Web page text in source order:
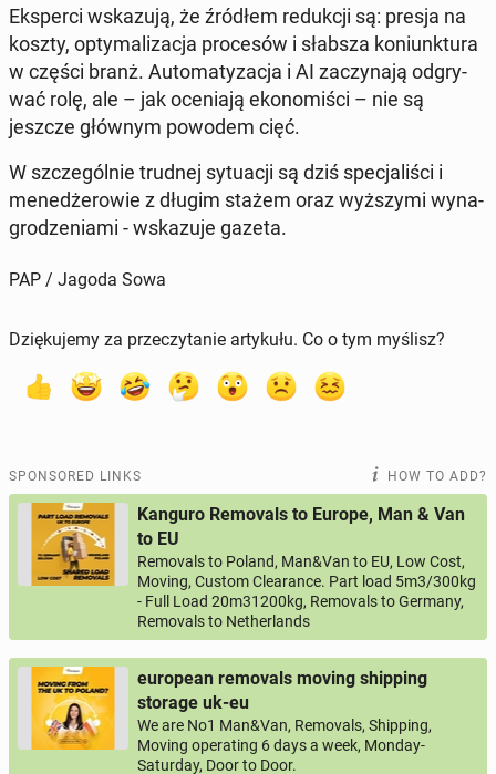
Eksper­ci wskazu­ją, że źródłem re­dukcji są: presja na
koszty, op­ty­mal­iza­c­ja pro­cesów i słabsza ko­ni­unk­tu­ra
w części branż. Au­tomatyza­c­ja i AI za­czy­na­ją odgry­
wać rolę, ale – jak oce­ni­a­ją ekonomiś­ci – nie są
jeszcze głównym powodem cięć.
W szczegól­nie trudnej sytu­acji są dziś spec­jal­iś­ci i
menedżerowie z długim stażem oraz wyższy­mi wyna­
grodzeni­a­mi - wskazu­je gazeta.
PAP / Jagoda Sowa
Dziękujemy za przeczytanie artykułu. Co o tym myślisz?
SPONSORED LINKS HOW TO ADD?
Kanguro Removals to Europe, Man & Van
to EU
Removals to Poland, Man&Van to EU, Low Cost,
Moving, Custom Clearance. Part load 5m3/300kg
- Full Load 20m31200kg, Removals to Germany,
Removals to Netherlands
european removals moving shipping
storage uk-eu
We are No1 Man&Van, Removals, Shipping,
Moving operating 6 days a week, Monday-
Saturday, Door to Door.